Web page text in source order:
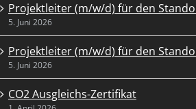
Projektleiter (m/w/d) für den
5. Juni 2026
Projektleiter (m/w/d) für den
5. Juni 2026
CO2 Ausgleichs-Zertifikat